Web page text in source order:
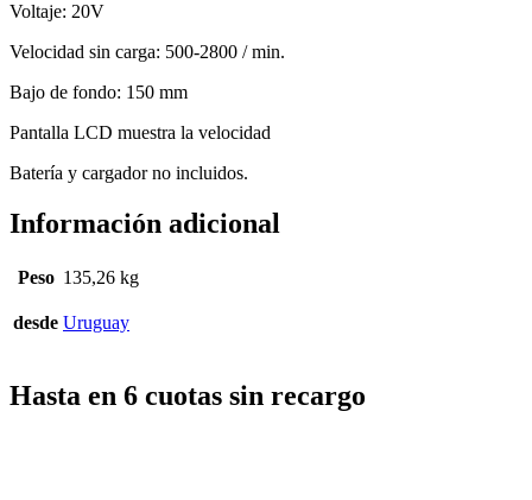
Voltaje: 20V
Velocidad sin carga: 500-2800 / min.
Bajo de fondo: 150 mm
Pantalla LCD muestra la velocidad
Batería y cargador no incluidos.
Información adicional
Peso 135,26 kg
desde Uruguay
Hasta en 6 cuotas sin recargo